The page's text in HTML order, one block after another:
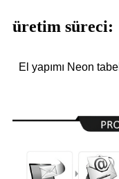
üretim süreci:
El yapımı Neon